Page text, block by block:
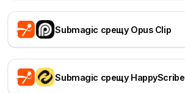
Submagic срещу Opus Clip
Submagic срещу HappyScribe